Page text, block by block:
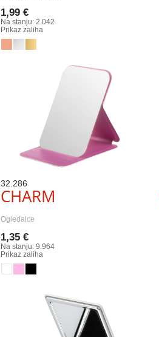
1,99 €
Na stanju: 2.042
Prikaz zaliha
32.286
CHARM
Ogledalce
1,35 €
Na stanju: 9.964
Prikaz zaliha